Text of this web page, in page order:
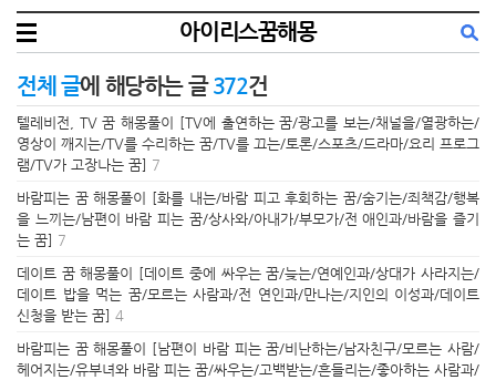
아이리스꿈해몽
전체 글에 해당하는 글372건
텔레비전, TV 꿈 해몽풀이 [TV에 출연하는 꿈/광고를 보는/채널을/열광하는/
영상이 깨지는/TV를 수리하는 꿈/TV를 끄는/토론/스포츠/드라마/요리 프로그
램/TV가 고장나는 꿈] 7
바람피는 꿈 해몽풀이 [화를 내는/바람 피고 후회하는 꿈/숨기는/죄책감/행복
을 느끼는/남편이 바람 피는 꿈/상사와/아내가/부모가/전 애인과/바람을 즐기
는 꿈] 7
데이트 꿈 해몽풀이 [데이트 중에 싸우는 꿈/늦는/연예인과/상대가 사라지는/
데이트 밥을 먹는 꿈/모르는 사람과/전 연인과/만나는/지인의 이성과/데이트
신청을 받는 꿈] 4
바람피는 꿈 해몽풀이 [남편이 바람 피는 꿈/비난하는/남자친구/모르는 사람/
헤어지는/유부녀와 바람 피는 꿈/싸우는/고백받는/흔들리는/좋아하는 사람과/